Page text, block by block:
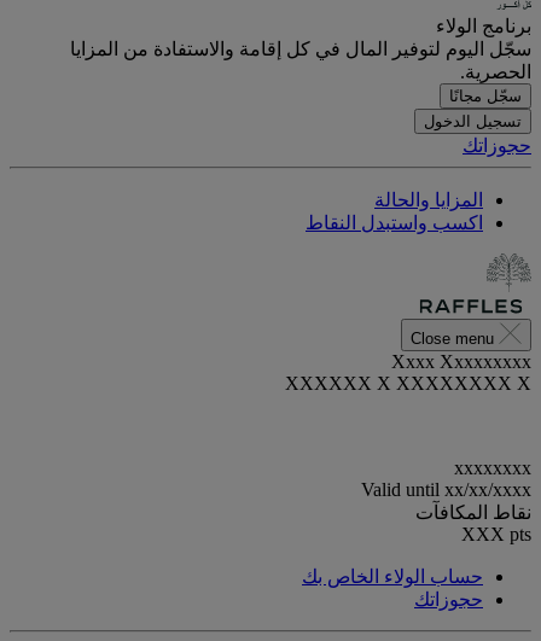
برنامج الولاء
سجّل اليوم لتوفير المال في كل إقامة والاستفادة من المزايا
الحصرية.
سجّل مجانًا
تسجيل الدخول
حجوزاتك
المزايا والحالة
اكسب واستبدل النقاط
Close menu
Xxxx Xxxxxxxxx
XXXXXX X XXXXXXXX X
xxxxxxxx
Valid until xx/xx/xxxx
نقاط المكافآت
XXX pts
حساب الولاء الخاص بك
حجوزاتك